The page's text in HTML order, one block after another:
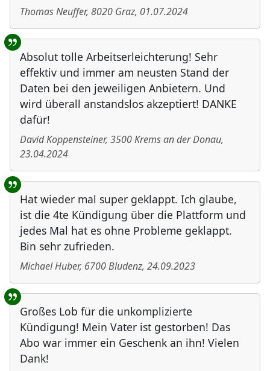
Thomas Neuffer, 8020 Graz, 01.07.2024
Absolut tolle Arbeitserleichterung! Sehr
effektiv und immer am neusten Stand der
Daten bei den jeweiligen Anbietern. Und
wird überall anstandslos akzeptiert! DANKE
dafür!
David Koppensteiner, 3500Krems an der Donau,
23.04.2024
Hat wieder mal super geklappt. Ich glaube,
ist die 4te Kündigung über die Plattform und
jedes Mal hat es ohne Probleme geklappt.
Bin sehr zufrieden.
Michael Huber, 6700Bludenz, 24.09.2023
Großes Lob für die unkomplizierte
Kündigung! Mein Vater ist gestorben! Das
Abo war immer ein Geschenk an ihn! Vielen
Dank!